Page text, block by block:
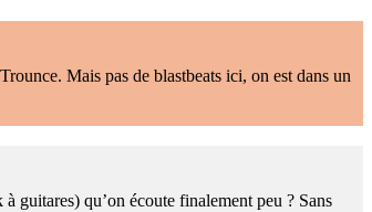
Mais pas de blastbeats ici, on est dans un
guitares) qu’on écoute finalement peu ? Sans